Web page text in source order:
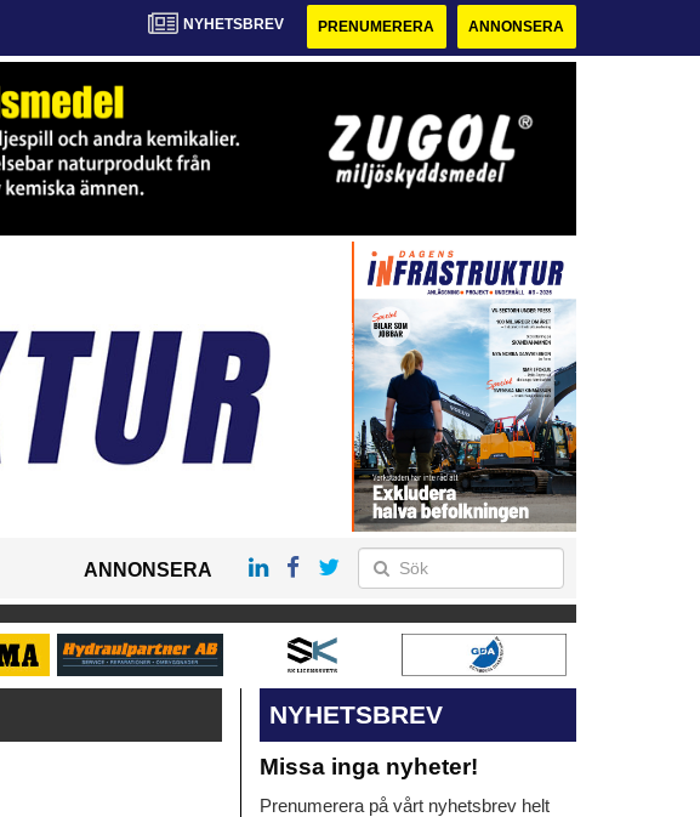
NYHETSBREV PRENUMERERA ANNONSERA
ANNONSERA
NYHETSBREV
Missa inga nyheter!
Prenumerera på vårt nyhetsbrev helt